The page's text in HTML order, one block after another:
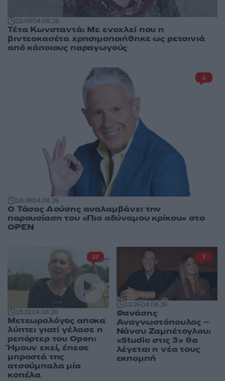
22:0904.08.26
Τέτα Κωνσταντά: Με ενοχλεί που η
βιντεοκασέτα χρησιμοποιήθηκε ως ρετσινιά
από κάποιους παραγωγούς
18:3804.08.26
Ο Τάσος Δούσης αναλαμβάνει την
παρουσίαση του «Πιο αδύναμου κρίκου» στο
OPEN
5
15:3104.08.26
Μετεωρολόγος αποκα
λύπτει γιατί γέλασε η
ρεπόρτερ του Open:
Ήμουν εκεί, έπεσε
μπροστά της
ατσούμπαλα μία
κοπέλα
37
12:2604.08.26
Θανάσης
Αναγνωστόπουλος –
Νάνσυ Ζαμπέτογλου:
«Studio στις 3» θα
λέγεται η νέα τους
εκπομπή
7